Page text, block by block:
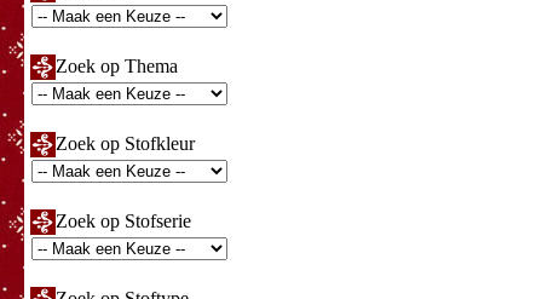
Zoek op Thema
Zoek op Stofkleur
Zoek op Stofserie